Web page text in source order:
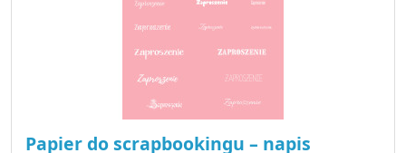
Papier do scrapbookingu – napis